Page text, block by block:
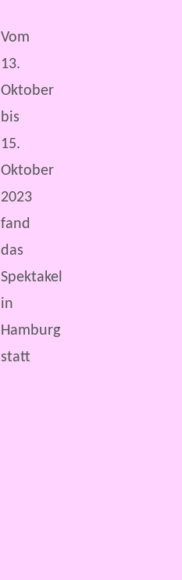
Vom
13.
Oktober
bis
15.
Oktober
2023
fand
das
Spektakel
in
Hamburg
statt